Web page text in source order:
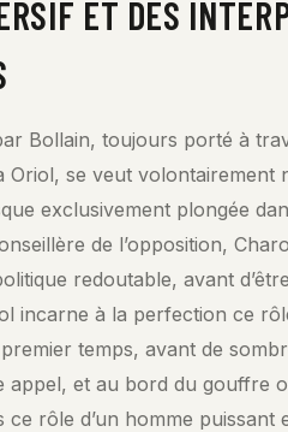
ET DES
Bollain, toujours porté à
Oriol, se veut volontairement
exclusivement plongée
de l’opposition,
redoutable, avant
incarne à la perfection ce
temps, avant de
appel, et au bord du gouffre
ce rôle d’un homme